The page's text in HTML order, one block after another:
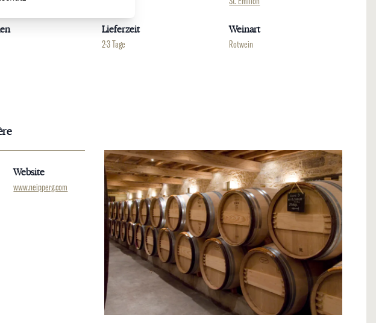
Lieferzeit
2-3 Tage
Weinart
Rotwein
Website
www.neipperg.com